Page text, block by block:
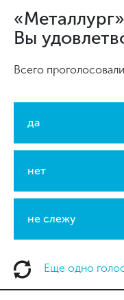
Вы
Всего
да
нет
не слежу
Еще одно